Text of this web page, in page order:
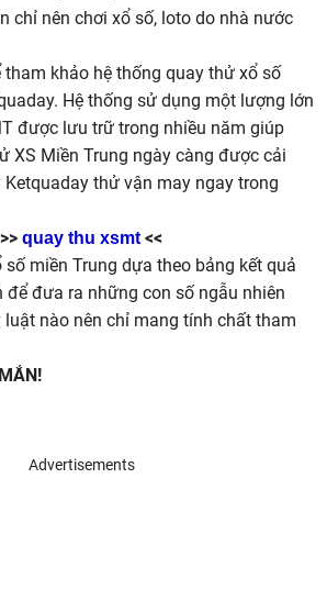
chỉ nên chơi xổ số, loto do nhà nước
tham khảo hệ thống quay thử xổ số
Hệ thống sử dụng một lượng lớn
được lưu trữ trong nhiều năm giúp
XS Miền Trung ngày càng được cải
thử vận may ngay trong
>> quay thu xsmt<<
miền Trung dựa theo bảng kết quả
để đưa ra những con số ngẫu nhiên
nào nên chỉ mang tính chất tham
Advertisements